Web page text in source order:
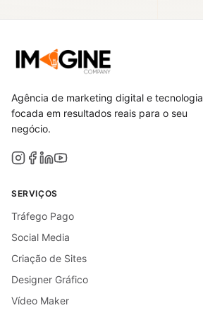
Agência de marketing digital e tecnologia
focada em resultados reais para o seu
negócio.
SERVIÇOS
Tráfego Pago
Social Media
Criação de Sites
Designer Gráfico
Vídeo Maker